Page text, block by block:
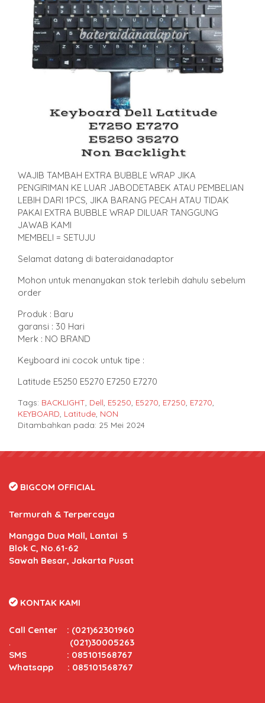
WAJIB TAMBAH EXTRA BUBBLE WRAP JIKA
PENGIRIMAN KE LUAR JABODETABEK ATAU PEMBELIAN
LEBIH DARI 1PCS, JIKA BARANG PECAH ATAU TIDAK
PAKAI EXTRA BUBBLE WRAP DILUAR TANGGUNG
JAWAB KAMI
MEMBELI = SETUJU
Selamat datang di bateraidanadaptor
Mohon untuk menanyakan stok terlebih dahulu sebelum
order
Produk : Baru
garansi : 30 Hari
Merk : NO BRAND
Keyboard ini cocok untuk tipe :
Latitude E5250 E5270 E7250 E7270
Tags: BACKLIGHT Dell E5250 E5270 E7250 E7270
KEYBOARD Latitude NON
Ditambahkan pada: 25 Mei 2024
BIGCOM OFFICIAL
Termurah & Terpercaya
Mangga Dua Mall, Lantai 5
Blok C, No.61-62
Sawah Besar, Jakarta Pusat
KONTAK KAMI
Call Center : (021)62301960
. (021)30005263
SMS : 085101568767
Whatsapp : 085101568767